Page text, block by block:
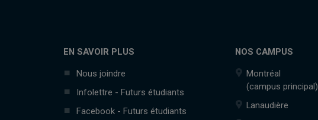
EN SAVOIR PLUS
Nous joindre
Infolettre - Futurs étudiants
Facebook - Futurs étudiants
NOS CAMPUS
Montréal
(campus principal)
Lanaudière